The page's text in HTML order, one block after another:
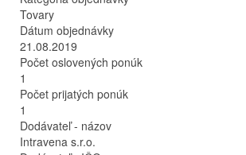
Tovary
Dátum objednávky
21.08.2019
Počet oslovených ponúk
1
Počet prijatých ponúk
1
Dodávateľ - názov
Intravena s.r.o.